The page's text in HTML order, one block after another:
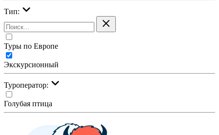
Тип:
Туры по Европе
Экскурсионный
Туроператор:
Голубая птица